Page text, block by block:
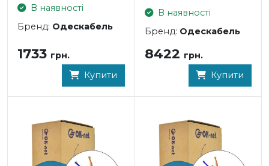
В наявності
Бренд: Одескабель
1733 грн.
Купити
В наявності
Бренд: Одескабель
8422 грн.
Купити